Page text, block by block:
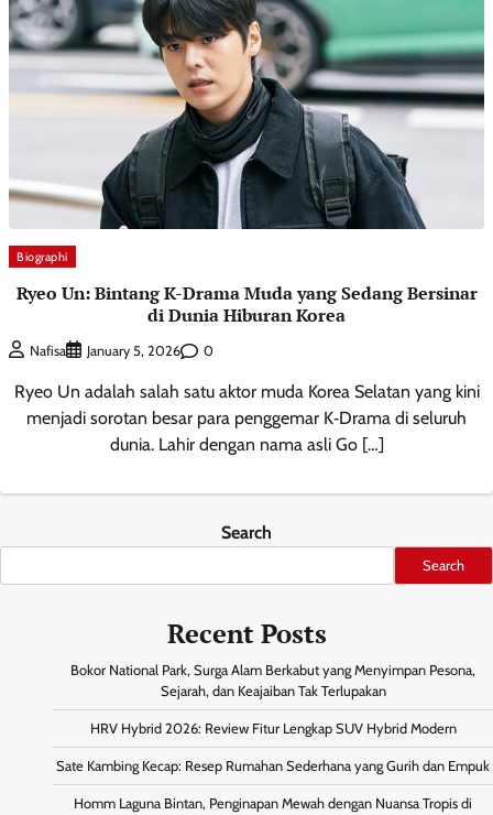
Biographi
Ryeo Un: Bintang K-Drama Muda yang Sedang Bersinar
di Dunia Hiburan Korea
Nafisa January 5, 2026 0
Ryeo Un adalah salah satu aktor muda Korea Selatan yang kini
menjadi sorotan besar para penggemar K‑Drama di seluruh
dunia. Lahir dengan nama asli Go […]
Search
Search
Recent Posts
Bokor National Park, Surga Alam Berkabut yang Menyimpan Pesona,
Sejarah, dan Keajaiban Tak Terlupakan
HRV Hybrid 2026: Review Fitur Lengkap SUV Hybrid Modern
Sate Kambing Kecap: Resep Rumahan Sederhana yang Gurih dan Empuk
Homm Laguna Bintan, Penginapan Mewah dengan Nuansa Tropis di